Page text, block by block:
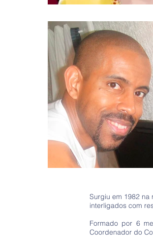
Surgiu em 1982 na
interligados com
Formado por 6
Coordenador do